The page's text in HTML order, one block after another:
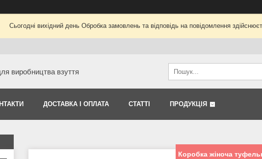
Сьогодні вихідний день Обробка замовлень та відповідь на повідомлення
виробництва взуття
ДОСТАВКА І ОПЛАТА СТАТТІ ПРОДУКЦІЯ
Коробка жіноча